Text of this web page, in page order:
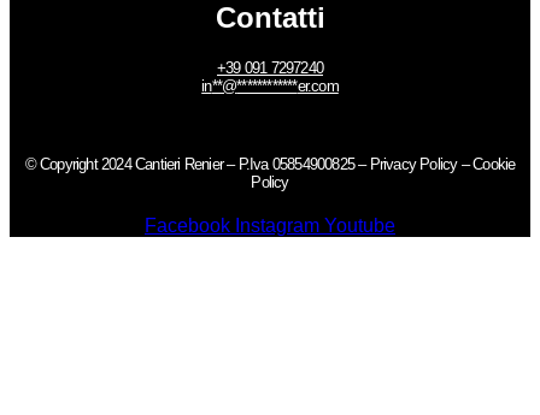
Contatti
+39 091 7297240
in**@************er.com
© Copyright 2024 Cantieri Renier – P.Iva 05854900825 – Privacy Policy–Cookie
Policy
Facebook Instagram Youtube